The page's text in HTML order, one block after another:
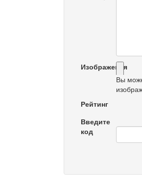
Изображения
Вы
Рейтинг
Введите
код